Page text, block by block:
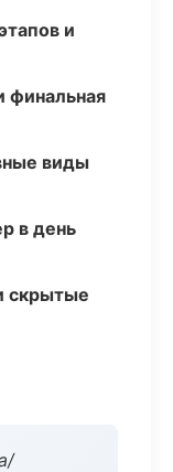
и
финальная
виды
в день
скрытые